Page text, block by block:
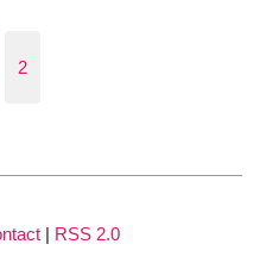
2
| RSS 2.0